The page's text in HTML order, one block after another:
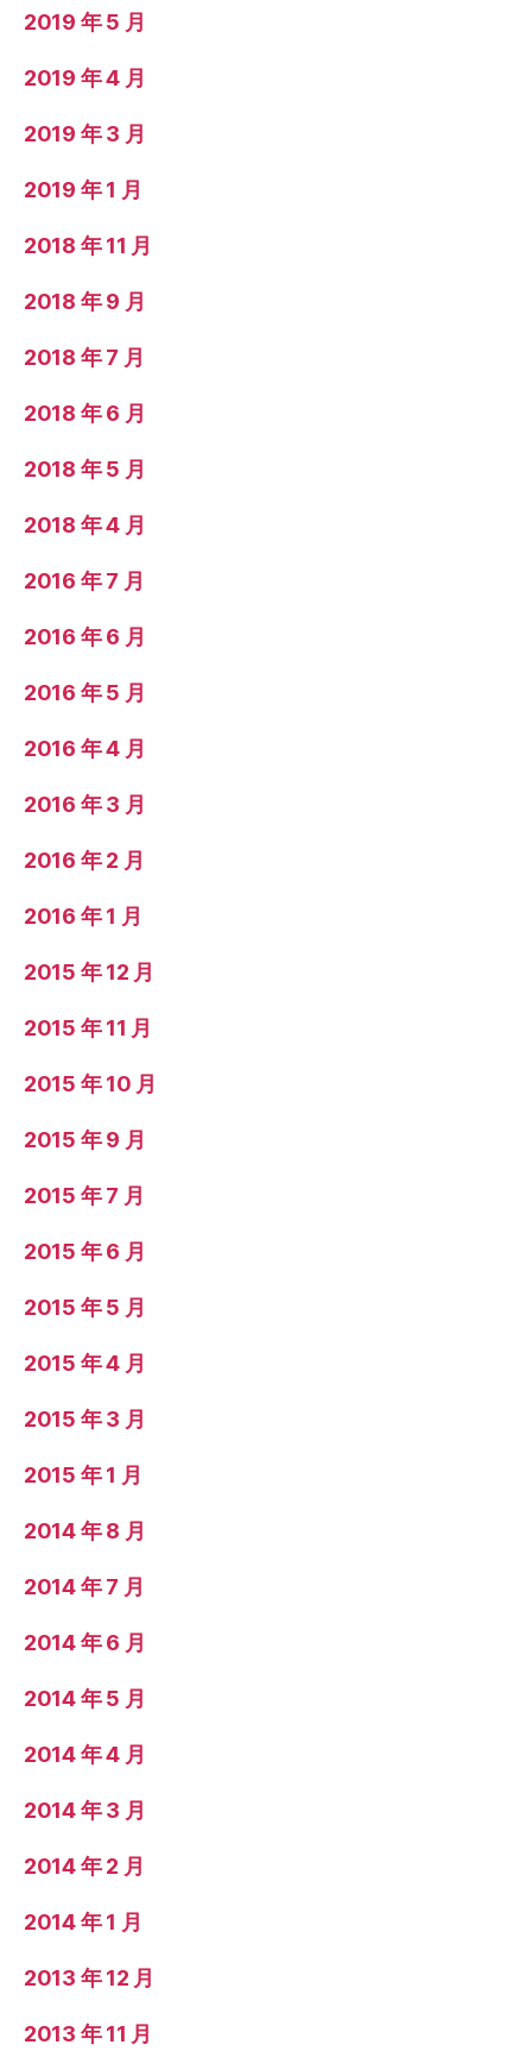
2019 年 5 月
2019 年 4 月
2019 年 3 月
2019 年 1 月
2018 年 11 月
2018 年 9 月
2018 年 7 月
2018 年 6 月
2018 年 5 月
2018 年 4 月
2016 年 7 月
2016 年 6 月
2016 年 5 月
2016 年 4 月
2016 年 3 月
2016 年 2 月
2016 年 1 月
2015 年 12 月
2015 年 11 月
2015 年 10 月
2015 年 9 月
2015 年 7 月
2015 年 6 月
2015 年 5 月
2015 年 4 月
2015 年 3 月
2015 年 1 月
2014 年 8 月
2014 年 7 月
2014 年 6 月
2014 年 5 月
2014 年 4 月
2014 年 3 月
2014 年 2 月
2014 年 1 月
2013 年 12 月
2013 年 11 月